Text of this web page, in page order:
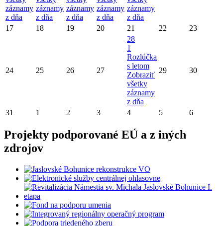
záznamy
z dňa
záznamy
z dňa
záznamy
z dňa
záznamy
z dňa
záznamy
z dňa
17 18 19 20 21 22 23
24 25 26 27
28
1
Rozlúčka
s letom
Zobraziť
všetky
záznamy
z dňa
29 30
31 1 2 3 4 5 6
Projekty podporované EÚ a z iných
zdrojov